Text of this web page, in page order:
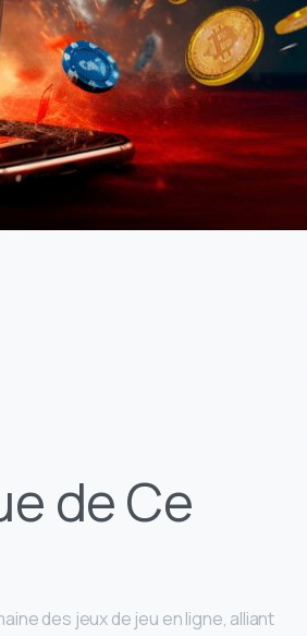
de Ce
des jeux de jeu en ligne, alliant